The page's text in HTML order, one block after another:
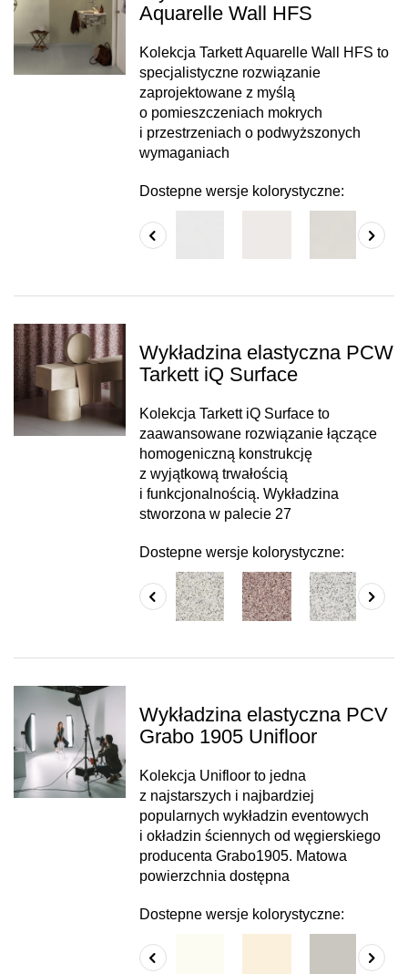
Aquarelle Wall HFS
Kolekcja Tarkett Aquarelle Wall HFS to
specjalistyczne rozwiązanie
zaprojektowane z myślą
o pomieszczeniach mokrych
i przestrzeniach o podwyższonych
wymaganiach
Dostepne wersje kolorystyczne:
Wykładzina elastyczna PCW
Tarkett iQ Surface
Kolekcja Tarkett iQ Surface to
zaawansowane rozwiązanie łączące
homogeniczną konstrukcję
z wyjątkową trwałością
i funkcjonalnością. Wykładzina
stworzona w palecie 27
Dostepne wersje kolorystyczne:
Wykładzina elastyczna PCV
Grabo 1905 Unifloor
Kolekcja Unifloor to jedna
z najstarszych i najbardziej
popularnych wykładzin eventowych
i okładzin ściennych od węgierskiego
producenta Grabo1905. Matowa
powierzchnia dostępna
Dostepne wersje kolorystyczne: